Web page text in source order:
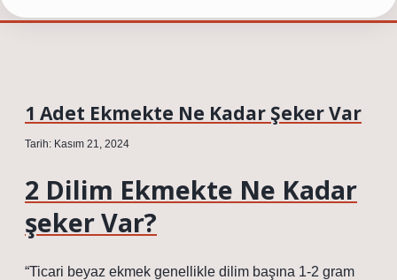
1 Adet Ekmekte Ne Kadar Şeker Var
Tarih: Kasım 21, 2024
2 Dilim Ekmekte Ne Kadar
şeker Var?
“Ticari beyaz ekmek genellikle dilim başına 1-2 gram